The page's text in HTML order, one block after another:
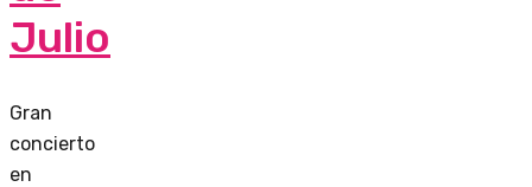
Julio
Gran
concierto
en